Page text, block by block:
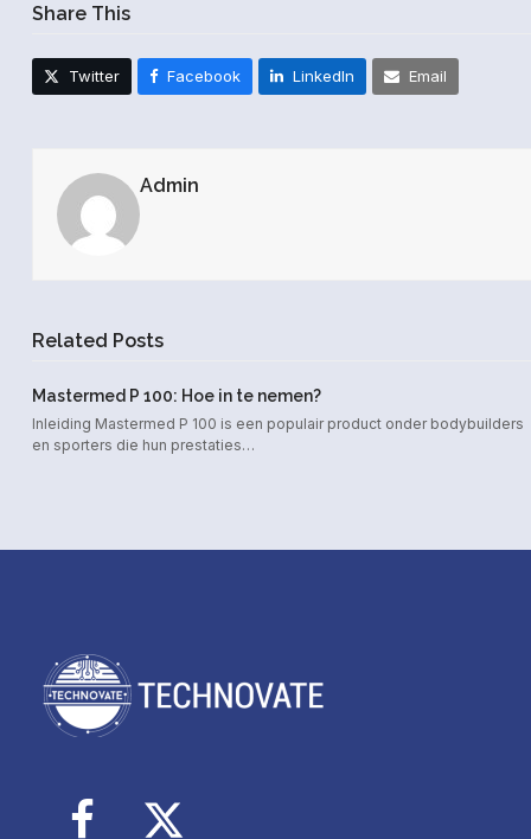
Share This
Twitter Facebook LinkedIn Email
Admin
Related Posts
Mastermed P 100: Hoe in te nemen?
Inleiding Mastermed P 100 is een populair product onder bodybuilders
en sporters die hun prestaties…